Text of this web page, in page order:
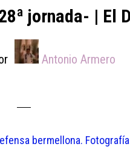
jornada- | El
Antonio Armero
bermellona.